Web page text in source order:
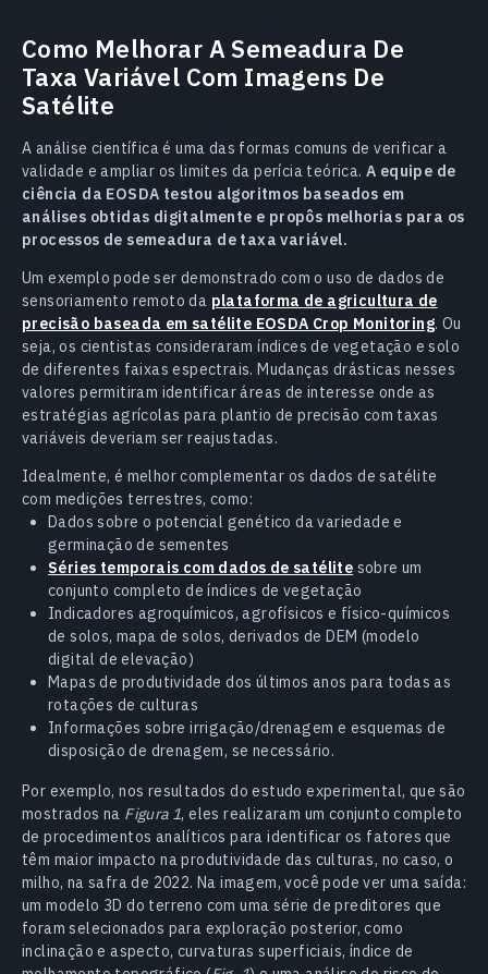
Como Melhorar A Semeadura De
Taxa Variável Com Imagens De
Satélite
A análise científica é uma das formas comuns de verificar a
validade e ampliar os limites da perícia teórica. A equipe de
ciência da EOSDA testou algoritmos baseados em
análises obtidas digitalmente e propôs melhorias para os
processos de semeadura de taxa variável.
Um exemplo pode ser demonstrado com o uso de dados de
sensoriamento remoto da plataforma de agricultura de
precisão baseada em satélite EOSDA Crop Monitoring. Ou
seja, os cientistas consideraram índices de vegetação e solo
de diferentes faixas espectrais. Mudanças drásticas nesses
valores permitiram identificar áreas de interesse onde as
estratégias agrícolas para plantio de precisão com taxas
variáveis deveriam ser reajustadas.
Idealmente, é melhor complementar os dados de satélite
com medições terrestres, como:
Dados sobre o potencial genético da variedade e
germinação de sementes
Séries temporais com dados de satélite sobre um
conjunto completo de índices de vegetação
Indicadores agroquímicos, agrofísicos e físico-químicos
de solos, mapa de solos, derivados de DEM (modelo
digital de elevação)
Mapas de produtividade dos últimos anos para todas as
rotações de culturas
Informações sobre irrigação/drenagem e esquemas de
disposição de drenagem, se necessário.
Por exemplo, nos resultados do estudo experimental, que são
mostrados na Figura 1, eles realizaram um conjunto completo
de procedimentos analíticos para identificar os fatores que
têm maior impacto na produtividade das culturas, no caso, o
milho, na safra de 2022. Na imagem, você pode ver uma saída:
um modelo 3D do terreno com uma série de preditores que
foram selecionados para exploração posterior, como
inclinação e aspecto, curvaturas superficiais, índice de